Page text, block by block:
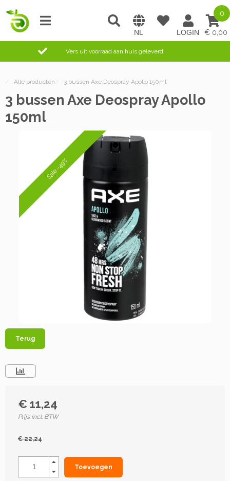
0,00
0
Vers uit voorraad aan huis geleverd
/ Alle producten / 3 bussen Axe Deospray Apollo 150ml
3 bussen Axe Deospray Apollo
150ml
Sale -49%
Terug
€ 11,24
Prijs incl. BTW
€ 22,24
Toevoegen